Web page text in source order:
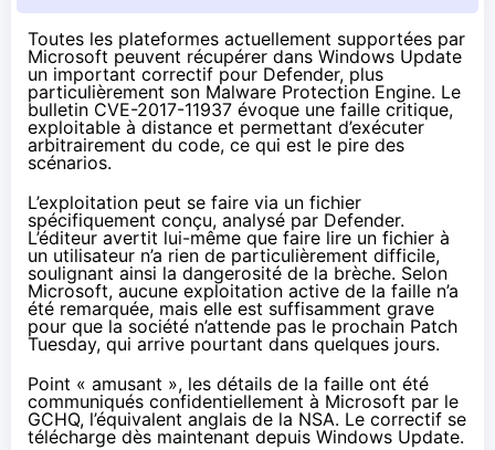
Toutes les plateformes actuellement supportées par
Microsoft peuvent récupérer dans Windows Update
un important correctif pour Defender, plus
particulièrement son Malware Protection Engine. Le
bulletin CVE-2017-11937 évoque une faille critique,
exploitable à distance et permettant d’exécuter
arbitrairement du code, ce qui est le pire des
scénarios.
L’exploitation peut se faire via un fichier
spécifiquement conçu, analysé par Defender.
L’éditeur avertit lui-même que faire lire un fichier à
un utilisateur n’a rien de particulièrement difficile,
soulignant ainsi la dangerosité de la brèche. Selon
Microsoft, aucune exploitation active de la faille n’a
été remarquée, mais elle est suffisamment grave
pour que la société n’attende pas le prochain Patch
Tuesday, qui arrive pourtant dans quelques jours.
Point « amusant », les détails de la faille ont été
communiqués confidentiellement à Microsoft par le
GCHQ, l’équivalent anglais de la NSA. Le correctif se
télécharge dès maintenant depuis Windows Update.